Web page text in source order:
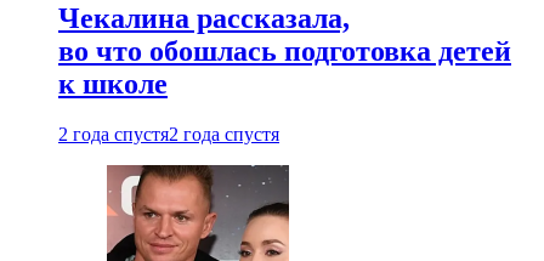
Чекалина рассказала,
во что обошлась подготовка детей
к школе
2 года спустя2 года спустя